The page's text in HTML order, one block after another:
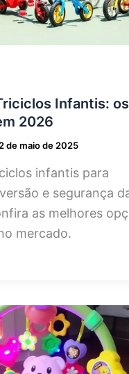
Infantis:
2026
de maio de 2025
infantis para
e segurança
as melhores
mercado.